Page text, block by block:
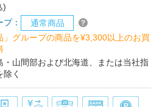
)
：
通常商品
」グループの商品を¥3,300以上のお買
山間部および北海道、または当社指
く